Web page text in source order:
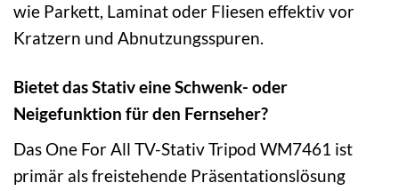
wie Parkett, Laminat oder Fliesen effektiv vor
Kratzern und Abnutzungsspuren.
Bietet das Stativ eine Schwenk- oder
Neigefunktion für den Fernseher?
Das One For All TV-Stativ Tripod WM7461 ist
primär als freistehende Präsentationslösung